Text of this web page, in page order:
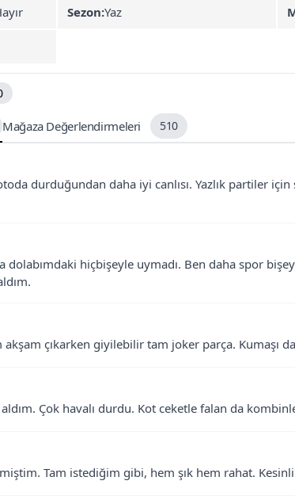
Sezon:Yaz
Mağaza Değerlendirmeleri 510
durduğundan daha iyi canlısı. Yazlık partiler
dolabımdaki hiçbişeyle uymadı. Ben daha spor
akşam çıkarken giyilebilir tam joker parça. Kumaşı
Çok havalı durdu. Kot ceketle falan da
Tam istediğim gibi, hem şık hem rahat.